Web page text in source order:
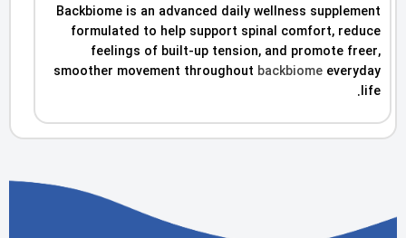
Backbiome is an advanced daily wellness supplement
formulated to help support spinal comfort, reduce
feelings of built-up tension, and promote freer,
smoother movement throughout backbiome everyday
life.